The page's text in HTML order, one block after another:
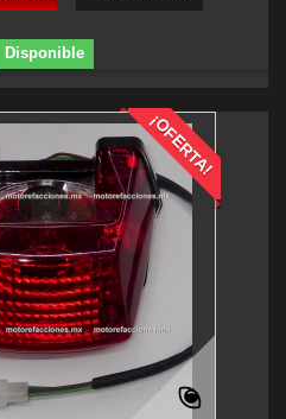
Disponible
¡OFERTA!